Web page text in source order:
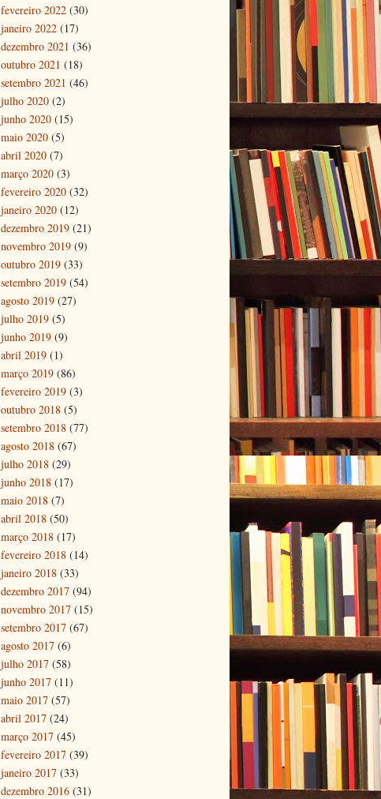
fevereiro 2022 (30)
janeiro 2022 (17)
dezembro 2021 (36)
outubro 2021 (18)
setembro 2021 (46)
julho 2020 (2)
junho 2020 (15)
maio 2020 (5)
abril 2020 (7)
março 2020 (3)
fevereiro 2020 (32)
janeiro 2020 (12)
dezembro 2019 (21)
novembro 2019 (9)
outubro 2019 (33)
setembro 2019 (54)
agosto 2019 (27)
julho 2019 (5)
junho 2019 (9)
abril 2019 (1)
março 2019 (86)
fevereiro 2019 (3)
outubro 2018 (5)
setembro 2018 (77)
agosto 2018 (67)
julho 2018 (29)
junho 2018 (17)
maio 2018 (7)
abril 2018 (50)
março 2018 (17)
fevereiro 2018 (14)
janeiro 2018 (33)
dezembro 2017 (94)
novembro 2017 (15)
setembro 2017 (67)
agosto 2017 (6)
julho 2017 (58)
junho 2017 (11)
maio 2017 (57)
abril 2017 (24)
março 2017 (45)
fevereiro 2017 (39)
janeiro 2017 (33)
dezembro 2016 (31)